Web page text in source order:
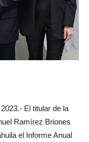
El titular de la
Ramírez Briones
el Informe Anual